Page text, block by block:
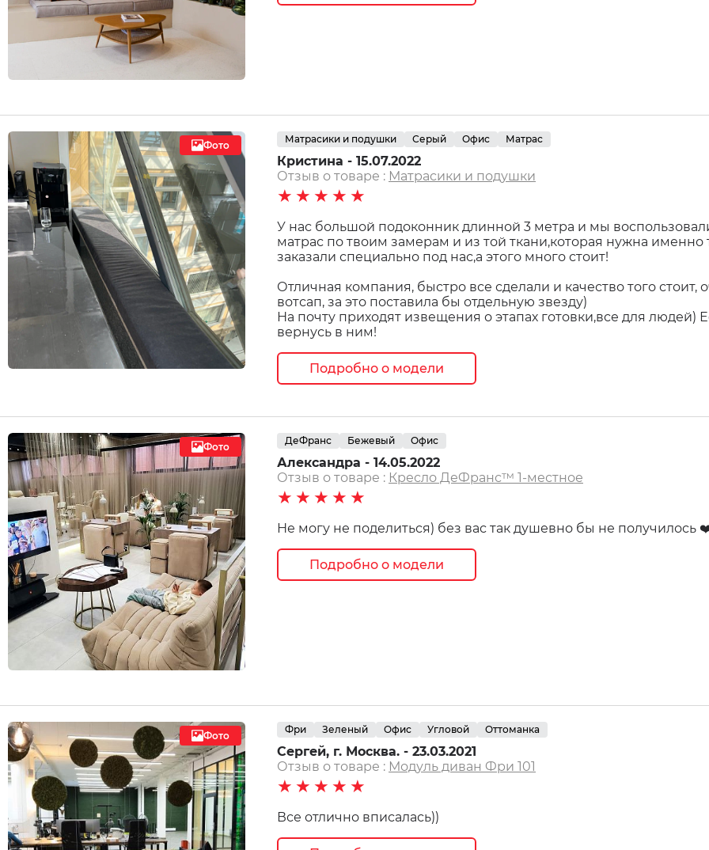
Фото Матрасики и подушки Серый Офис Матрас
Кристина - 15.07.2022
Отзыв о товаре : Матрасики и подушки
★★★★★
У нас большой подоконник длинной 3 метра и мы
матрас по твоим замерам и из той ткани,которая нужна
заказали специально под нас,а этого много стоит!
Отличная компания, быстро все сделали и качество того
вотсап, за это поставила бы отдельную звезду)
На почту приходят извещения о этапах готовки,все для людей)
вернусь в ним!
Подробно о модели
Фото ДеФранс Бежевый Офис
Александра - 14.05.2022
Отзыв о товаре : Кресло ДеФранс™️ 1-местное
★★★★★
Не могу не поделиться) без вас так душевно бы не получилось
Подробно о модели
Фото Фри Зеленый Офис Угловой Оттоманка
Сергей, г. Москва. - 23.03.2021
Отзыв о товаре : Модуль диван Фри 101
★★★★★
Все отлично вписалась))